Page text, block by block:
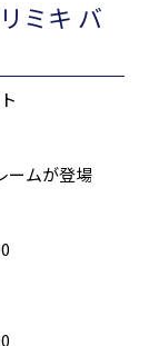
ミキ バ